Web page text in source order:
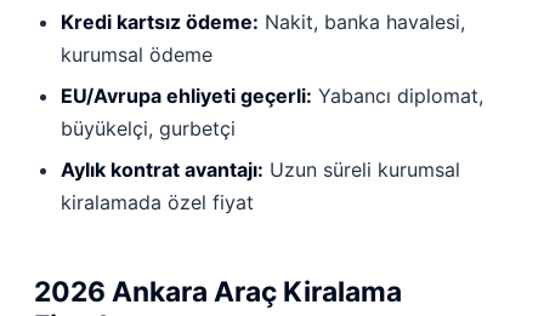
Kredi kartsız ödeme: Nakit, banka havalesi,
kurumsal ödeme
EU/Avrupa ehliyeti geçerli: Yabancı diplomat,
büyükelçi, gurbetçi
Aylık kontrat avantajı: Uzun süreli kurumsal
kiralamada özel fiyat
2026 Ankara Araç Kiralama